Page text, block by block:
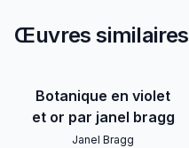
Œuvres similaires
Botanique en violet
et or par janel bragg
Janel Bragg